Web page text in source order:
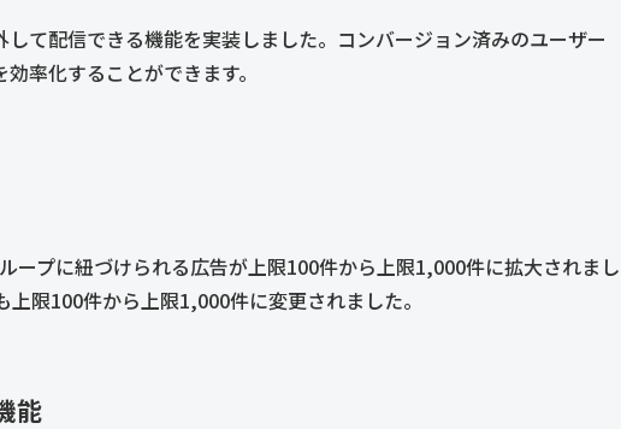
て配信できる機能を実装しました。コンバージョン済みのユーザー
率化することができます。
プに紐づけられる広告が上限100件から上限1,000件に拡大されまし
限100件から上限1,000件に変更されました。
能